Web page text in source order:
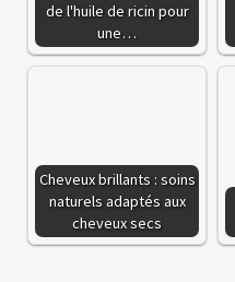
de l'huile de ricin pour
une…
Cheveux brillants : soins
naturels adaptés aux
cheveux secs